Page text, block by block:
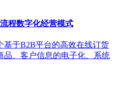
程数字化经营模式
基于B2B平台的高效在线订货
品、客户信息的电子化、系统